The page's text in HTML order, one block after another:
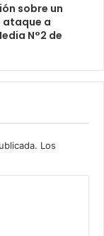
sobre un
ataque a
N°2 de
Los